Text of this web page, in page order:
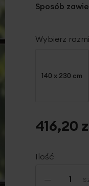
Sposób
Wybierz
140 x 230 cm
Ilość
-
416,20